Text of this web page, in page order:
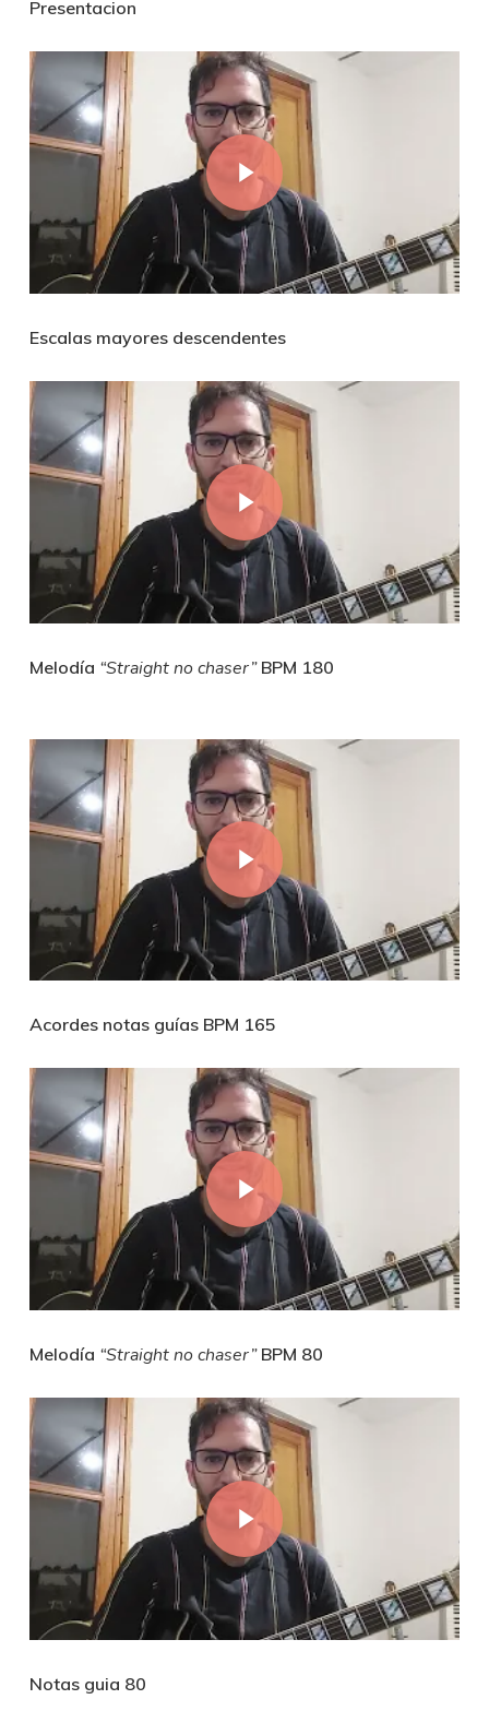
Presentacion
Play Video
Escalas mayores descendentes
Play Video
Melodía “Straight no chaser”BPM 180
Play Video
Acordes notas guías BPM 165
Play Video
Melodía “Straight no chaser”BPM 80
Play Video
Notas guia 80